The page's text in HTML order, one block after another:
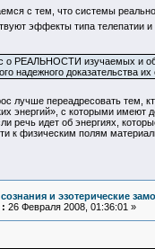
с тем, что системы
эффекты типа телепатии и
о РЕАЛЬНОСТИ изучаемых и
надежного доказательства
лучше переадресовать тем,
энергий», с которыми имеют
речь идет об энергиях,
к физическим полям
и эзотерические
: 26 Февраля 2008, 01:36:01 »